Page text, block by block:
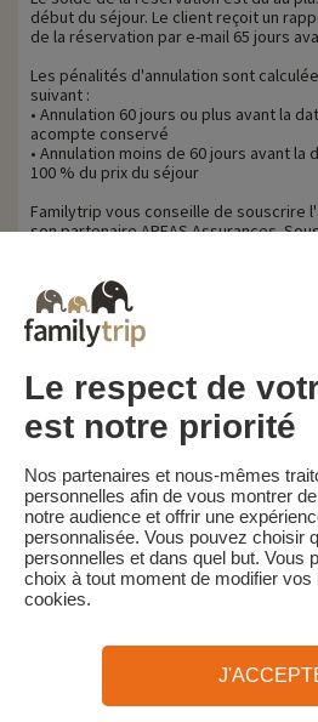
début du séjour. Le client reçoit un
de la réservation par e-mail 65 jours
Les pénalités d'annulation sont
suivant :
• Annulation 60 jours ou plus avant la
acompte conservé
• Annulation moins de 60 jours avant
100 % du prix du séjour
Familytrip vous conseille de souscrire
son partenaire AREAS Assurances.
Pour les clients bénéficiant d’une aide
VACAF retire son aide et et les
s'appliquent sur la totalité du montant
Familytrip
Qui sommes-nous?
CGV et Charte de
La Presse parle de nous
Partenaires FAQ
Paiement sécurisé
Besoin d’aide ?
Le respect de
est notre priorité
Nos partenaires et nous-mêmes
personnelles afin de vous montrer
notre audience et offrir une
personnalisée. Vous pouvez choisir
personnelles et dans quel but. Vous
choix à tout moment de modifier
cookies.